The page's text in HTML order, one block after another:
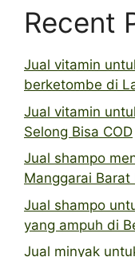
Recent
Jual vitamin
berketombe di
Jual vitamin
Selong Bisa COD
Jual shampo
Manggarai Barat
Jual shampo
yang ampuh di
Jual minyak